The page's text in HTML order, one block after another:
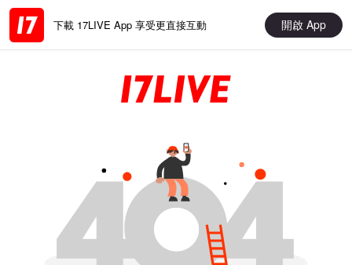
下載 17LIVE App 享受更直接互動 開啟 App